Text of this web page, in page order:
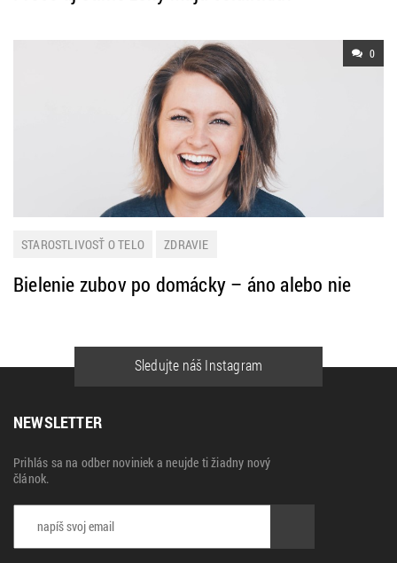
0
STAROSTLIVOSŤ O TELO ZDRAVIE
Bielenie zubov po domácky – áno alebo nie
Sledujte náš Instagram
NEWSLETTER
Prihlás sa na odber noviniek a neujde ti žiadny nový
článok.